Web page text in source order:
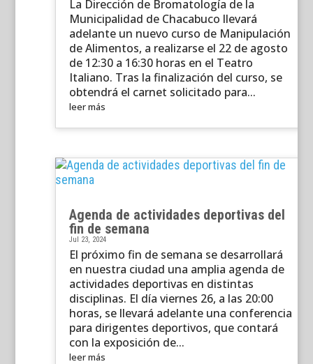
La Dirección de Bromatología de la
Municipalidad de Chacabuco llevará
adelante un nuevo curso de Manipulación
de Alimentos, a realizarse el 22 de agosto
de 12:30 a 16:30 horas en el Teatro
Italiano. Tras la finalización del curso, se
obtendrá el carnet solicitado para...
leer más
Agenda de actividades deportivas del
fin de semana
Jul 23, 2024
El próximo fin de semana se desarrollará
en nuestra ciudad una amplia agenda de
actividades deportivas en distintas
disciplinas. El día viernes 26, a las 20:00
horas, se llevará adelante una conferencia
para dirigentes deportivos, que contará
con la exposición de...
leer más